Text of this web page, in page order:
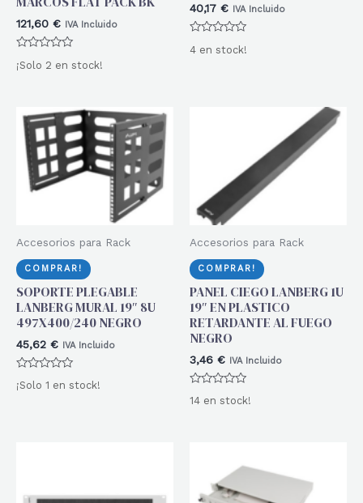
121,60 € IVA Incluido
con
¡Solo 2 en stock!
40,17 € IVA Incluido
con
4 en stock!
Accesorios para Rack
COMPRAR!
SOPORTE PLEGABLE
LANBERG MURAL 19″ 8U
497X400/240 NEGRO
45,62 € IVA Incluido
Valorado
con
¡Solo 1 en stock!
Accesorios para Rack
COMPRAR!
PANEL CIEGO LANBERG 1U
19″ EN PLASTICO
RETARDANTE AL FUEGO
NEGRO
3,46 € IVA Incluido
con
14 en stock!